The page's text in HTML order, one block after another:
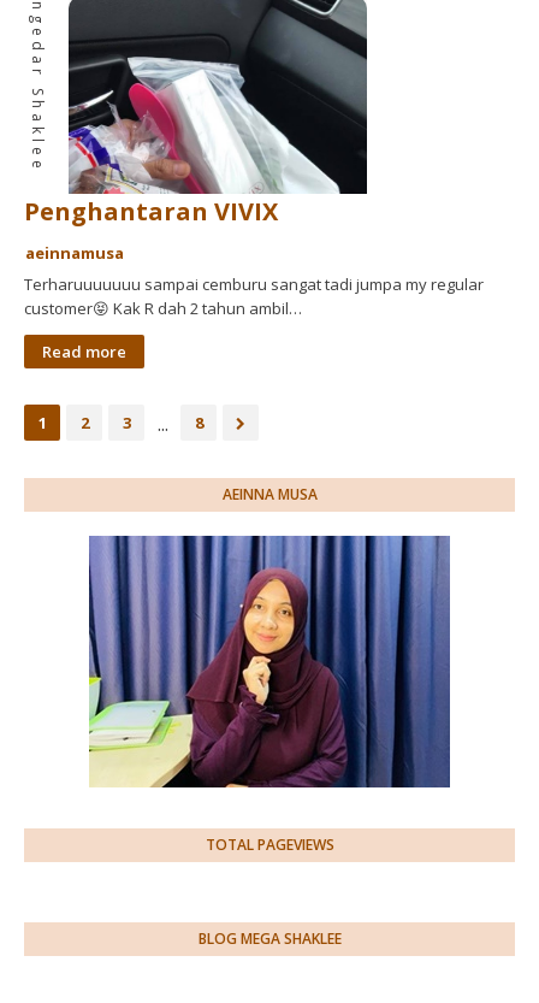
Pengedar Shaklee
Penghantaran VIVIX
aeinnamusa
Terharuuuuuuu sampai cemburu sangat tadi jumpa my regular
customer😝 Kak R dah 2 tahun ambil…
Read more
1 2 3 ... 8
AEINNA MUSA
TOTAL PAGEVIEWS
BLOG MEGA SHAKLEE